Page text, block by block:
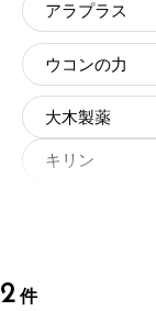
アラプラス
ウコンの力
大木製薬
キリン
2 件